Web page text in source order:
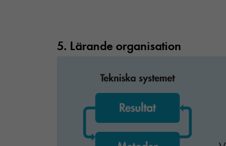
5. Lärande organisation